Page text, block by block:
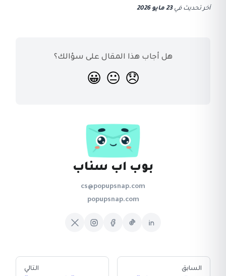
آخر تحديث في23 مايو 2026
هل أجاب هذا المقال على سؤالك؟
😞
😐
😀
بوب اب سناب
cs@popupsnap.com
popupsnap.com
السابق التالي